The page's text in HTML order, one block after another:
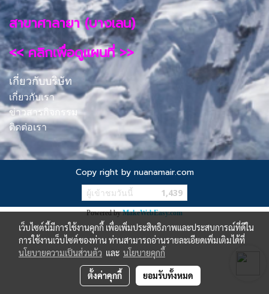
สาขาศาลายา (บางเลน)
<< คลิกเพื่อดูแผนที่ >>
เกี่ยวกับบริษัท
เกี่ยวกับเรา
ข่าวสารกิจกรรม
ติดต่อเรา
Copy right by nuanamair.com
ผู้เข้าชมวันนี้ 1,439
Powered byMakeWebEasy.com
เว็บไซต์นี้มีการใช้งานคุกกี้ เพื่อเพิ่มประสิทธิภาพและประสบการณ์ที่ดีใน
การใช้งานเว็บไซต์ของท่าน ท่านสามารถอ่านรายละเอียดเพิ่มเติมได้ที่
นโยบายความเป็นส่วนตัว และ นโยบายคุกกี้
ตั้งค่าคุกกี้ ยอมรับทั้งหมด